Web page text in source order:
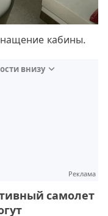
кабины.
внизу
Реклама
самолет